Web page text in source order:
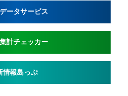
ータサービス
計チェッカー
情報島っぷ